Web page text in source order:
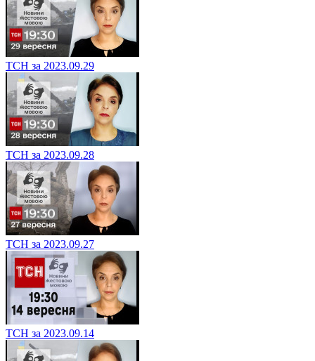
ТСН за 2023.09.29
ТСН за 2023.09.28
ТСН за 2023.09.27
ТСН за 2023.09.14